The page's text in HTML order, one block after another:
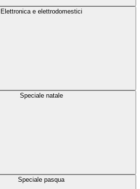
Elettronica e elettrodomestici
Speciale natale
Speciale pasqua